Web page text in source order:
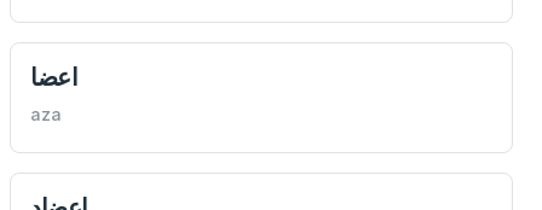
اعضا
aza